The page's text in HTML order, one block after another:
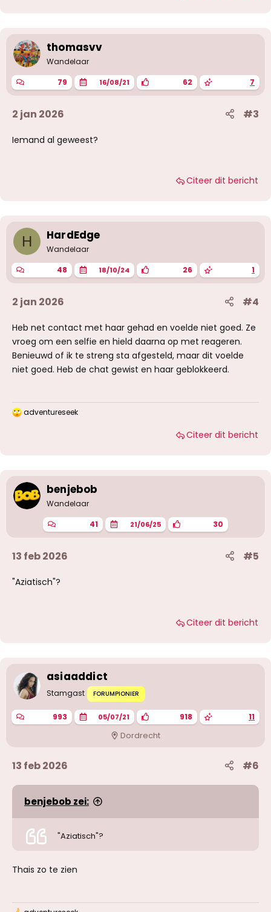
n
g
n
:
thomasvv
Wandelaar
79 16/08/21 62 7
2 jan 2026 #3
Iemand al geweest?
Citeer dit bericht
H HardEdge
Wandelaar
48 18/10/24 26 1
2 jan 2026 #4
Heb net contact met haar gehad en voelde niet goed. Ze
vroeg om een selfie en hield daarna op met reageren.
Benieuwd of ik te streng sta afgesteld, maar dit voelde
niet goed. Heb de chat gewist en haar geblokkeerd.
W
n
g
adventureseek
Citeer dit bericht
benjebob
Wandelaar
41 21/06/25 30
13 feb 2026 #5
"Aziatisch"?
Citeer dit bericht
asiaaddict
Stamgast FORUMPIONIER
993 05/07/21 918 11
Dordrecht
13 feb 2026 #6
benjebob zei:
"Aziatisch"?
Thais zo te zien